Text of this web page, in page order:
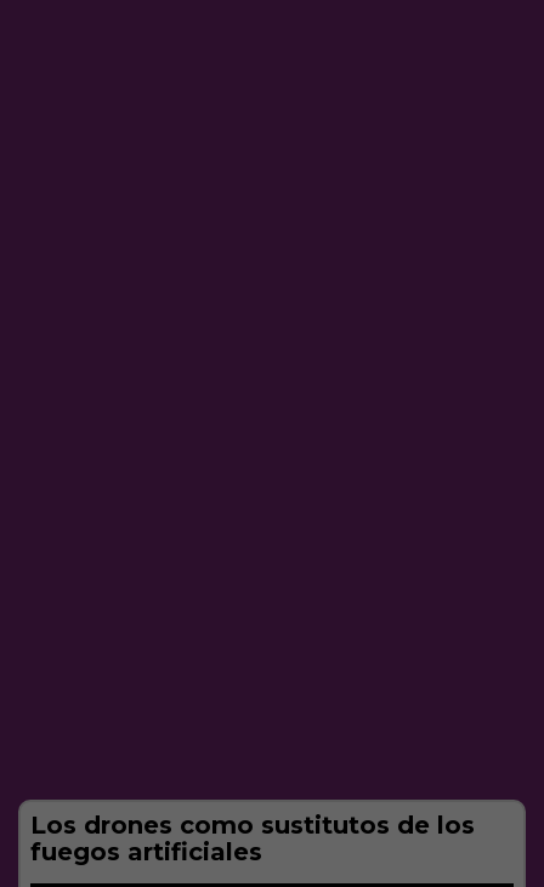
Los drones como sustitutos de los
fuegos artificiales